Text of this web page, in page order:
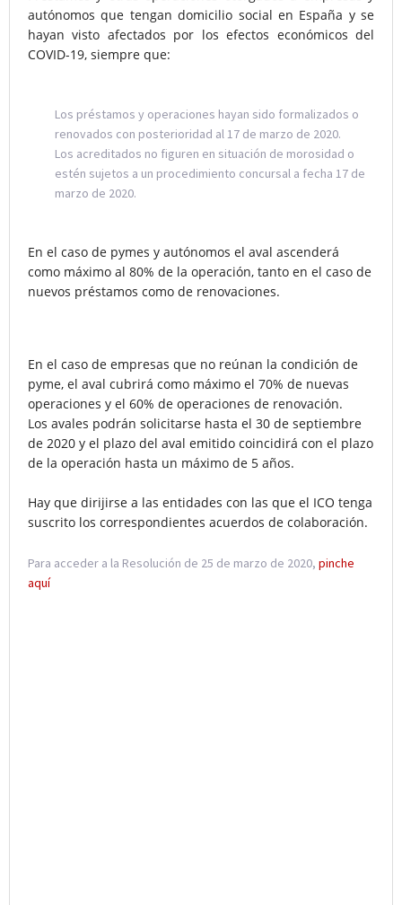
autónomos que tengan domicilio social en España y se
hayan visto afectados por los efectos económicos del
COVID-19, siempre que:
Los préstamos y operaciones hayan sido formalizados o
renovados con posterioridad al 17 de marzo de 2020.
Los acreditados no figuren en situación de morosidad o
estén sujetos a un procedimiento concursal a fecha 17 de
marzo de 2020.
En el caso de pymes y autónomos el aval ascenderá
como máximo al 80% de la operación, tanto en el caso de
nuevos préstamos como de renovaciones.
En el caso de empresas que no reúnan la condición de
pyme, el aval cubrirá como máximo el 70% de nuevas
operaciones y el 60% de operaciones de renovación.
Los avales podrán solicitarse hasta el 30 de septiembre
de 2020 y el plazo del aval emitido coincidirá con el plazo
de la operación hasta un máximo de 5 años.
Hay que dirijirse a las entidades con las que el ICO tenga
suscrito los correspondientes acuerdos de colaboración.
Para acceder a la Resolución de 25 de marzo de 2020, pinche
aquí